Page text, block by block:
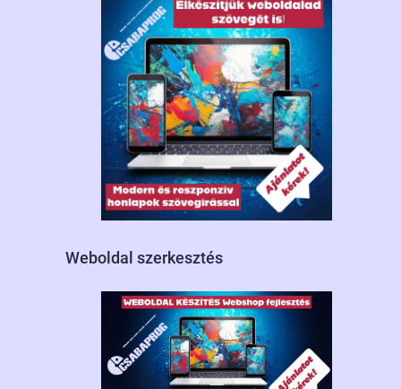
Weboldal szerkesztés